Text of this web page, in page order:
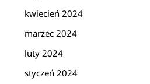
kwiecień 2024
marzec 2024
luty 2024
styczeń 2024